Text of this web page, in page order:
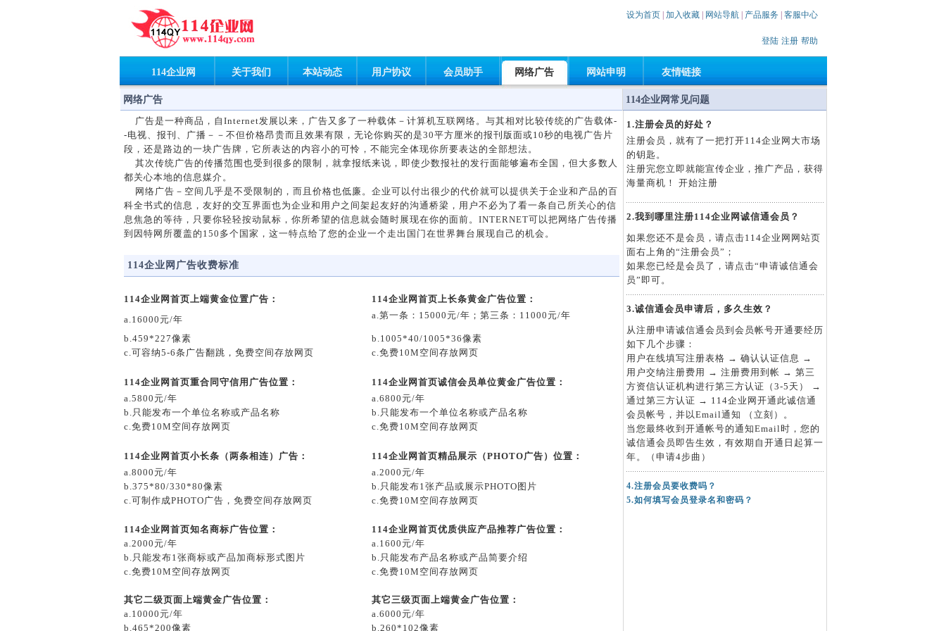
设为首页 加入收藏 网站导航 产品服务 客服中心
登陆 注册 帮助
114企业网 关于我们 本站动态 用户协议 会员助手 网络广告 网站申明 友情链接
网络广告
114企业网常见问题
广告是一种商品，自Internet发展以来，广告又多了一种载体－计算机互联网络。与其相对比较传统的广告载体-
-电视、报刊、广播－－不但价格昂贵而且效果有限，无论你购买的是30平方厘米的报刊版面或10秒的电视广告片
段，还是路边的一块广告牌，它所表达的内容小的可怜，不能完全体现你所要表达的全部想法。
其次传统广告的传播范围也受到很多的限制，就拿报纸来说，即使少数报社的发行面能够遍布全国，但大多数人
都关心本地的信息媒介。
网络广告－空间几乎是不受限制的，而且价格也低廉。企业可以付出很少的代价就可以提供关于企业和产品的百
科全书式的信息，友好的交互界面也为企业和用户之间架起友好的沟通桥梁，用户不必为了看一条自己所关心的信
息焦急的等待，只要你轻轻按动鼠标，你所希望的信息就会随时展现在你的面前。INTERNET可以把网络广告传播
到因特网所覆盖的150多个国家，这一特点给了您的企业一个走出国门在世界舞台展现自己的机会。
114企业网广告收费标准
114企业网首页上端黄金位置广告：
114企业网首页上长条黄金广告位置：
a.16000元/年
a.第一条：15000元/年；第三条：11000元/年
b.459*227像素
b.1005*40/1005*36像素
c.可容纳5-6条广告翻跳，免费空间存放网页
c.免费10M空间存放网页
114企业网首页重合同守信用广告位置：
114企业网首页诚信会员单位黄金广告位置：
a.5800元/年
a.6800元/年
b.只能发布一个单位名称或产品名称
b.只能发布一个单位名称或产品名称
c.免费10M空间存放网页
c.免费10M空间存放网页
114企业网首页小长条（两条相连）广告：
114企业网首页精品展示（PHOTO广告）位置：
a.8000元/年
a.2000元/年
b.375*80/330*80像素
b.只能发布1张产品或展示PHOTO图片
c.可制作成PHOTO广告，免费空间存放网页
c.免费10M空间存放网页
114企业网首页知名商标广告位置：
114企业网首页优质供应产品推荐广告位置：
a.2000元/年
a.1600元/年
b.只能发布1张商标或产品加商标形式图片
b.只能发布产品名称或产品简要介绍
c.免费10M空间存放网页
c.免费10M空间存放网页
其它二级页面上端黄金广告位置：
其它三级页面上端黄金广告位置：
a.10000元/年
a.6000元/年
b.465*200像素
b.260*102像素
1.注册会员的好处？
注册会员，就有了一把打开114企业网大市场
的钥匙。
注册完您立即就能宣传企业，推广产品，获得
海量商机！ 开始注册
2.我到哪里注册114企业网诚信通会员？
如果您还不是会员，请点击114企业网网站页
面右上角的“注册会员”；
如果您已经是会员了，请点击“申请诚信通会
员”即可。
3.诚信通会员申请后，多久生效？
从注册申请诚信通会员到会员帐号开通要经历
如下几个步骤：
用户在线填写注册表格 → 确认认证信息 →
用户交纳注册费用 → 注册费用到帐 → 第三
方资信认证机构进行第三方认证（3-5天） →
通过第三方认证 → 114企业网开通此诚信通
会员帐号，并以Email通知 （立刻）。
当您最终收到开通帐号的通知Email时，您的
诚信通会员即告生效，有效期自开通日起算一
年。（申请4步曲）
4.注册会员要收费吗？
5.如何填写会员登录名和密码？